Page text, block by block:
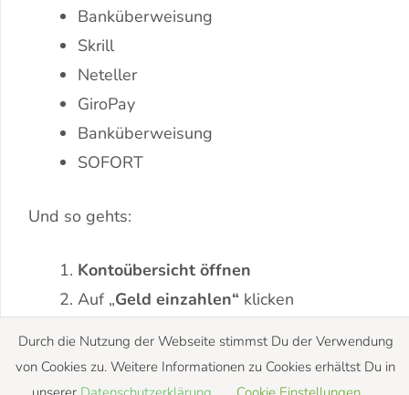
Banküberweisung
Skrill
Neteller
GiroPay
Banküberweisung
SOFORT
Und so gehts:
Kontoübersicht öffnen
Auf „Geld einzahlen“ klicken
Durch die Nutzung der Webseite stimmst Du der Verwendung
von Cookies zu. Weitere Informationen zu Cookies erhältst Du in